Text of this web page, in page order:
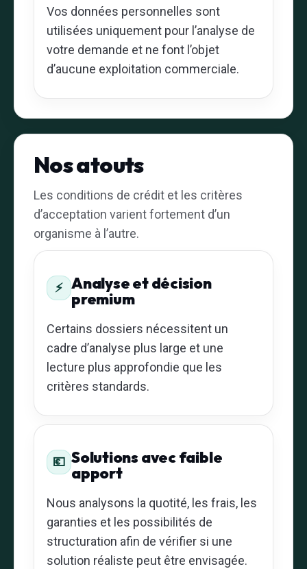
Vos données personnelles sont
utilisées uniquement pour l’analyse de
votre demande et ne font l’objet
d’aucune exploitation commerciale.
Nos atouts
Les conditions de crédit et les critères
d’acceptation varient fortement d’un
organisme à l’autre.
⚡ Analyse et décision
premium
Certains dossiers nécessitent un
cadre d’analyse plus large et une
lecture plus approfondie que les
critères standards.
💶 Solutions avec faible
apport
Nous analysons la quotité, les frais, les
garanties et les possibilités de
structuration afin de vérifier si une
solution réaliste peut être envisagée.